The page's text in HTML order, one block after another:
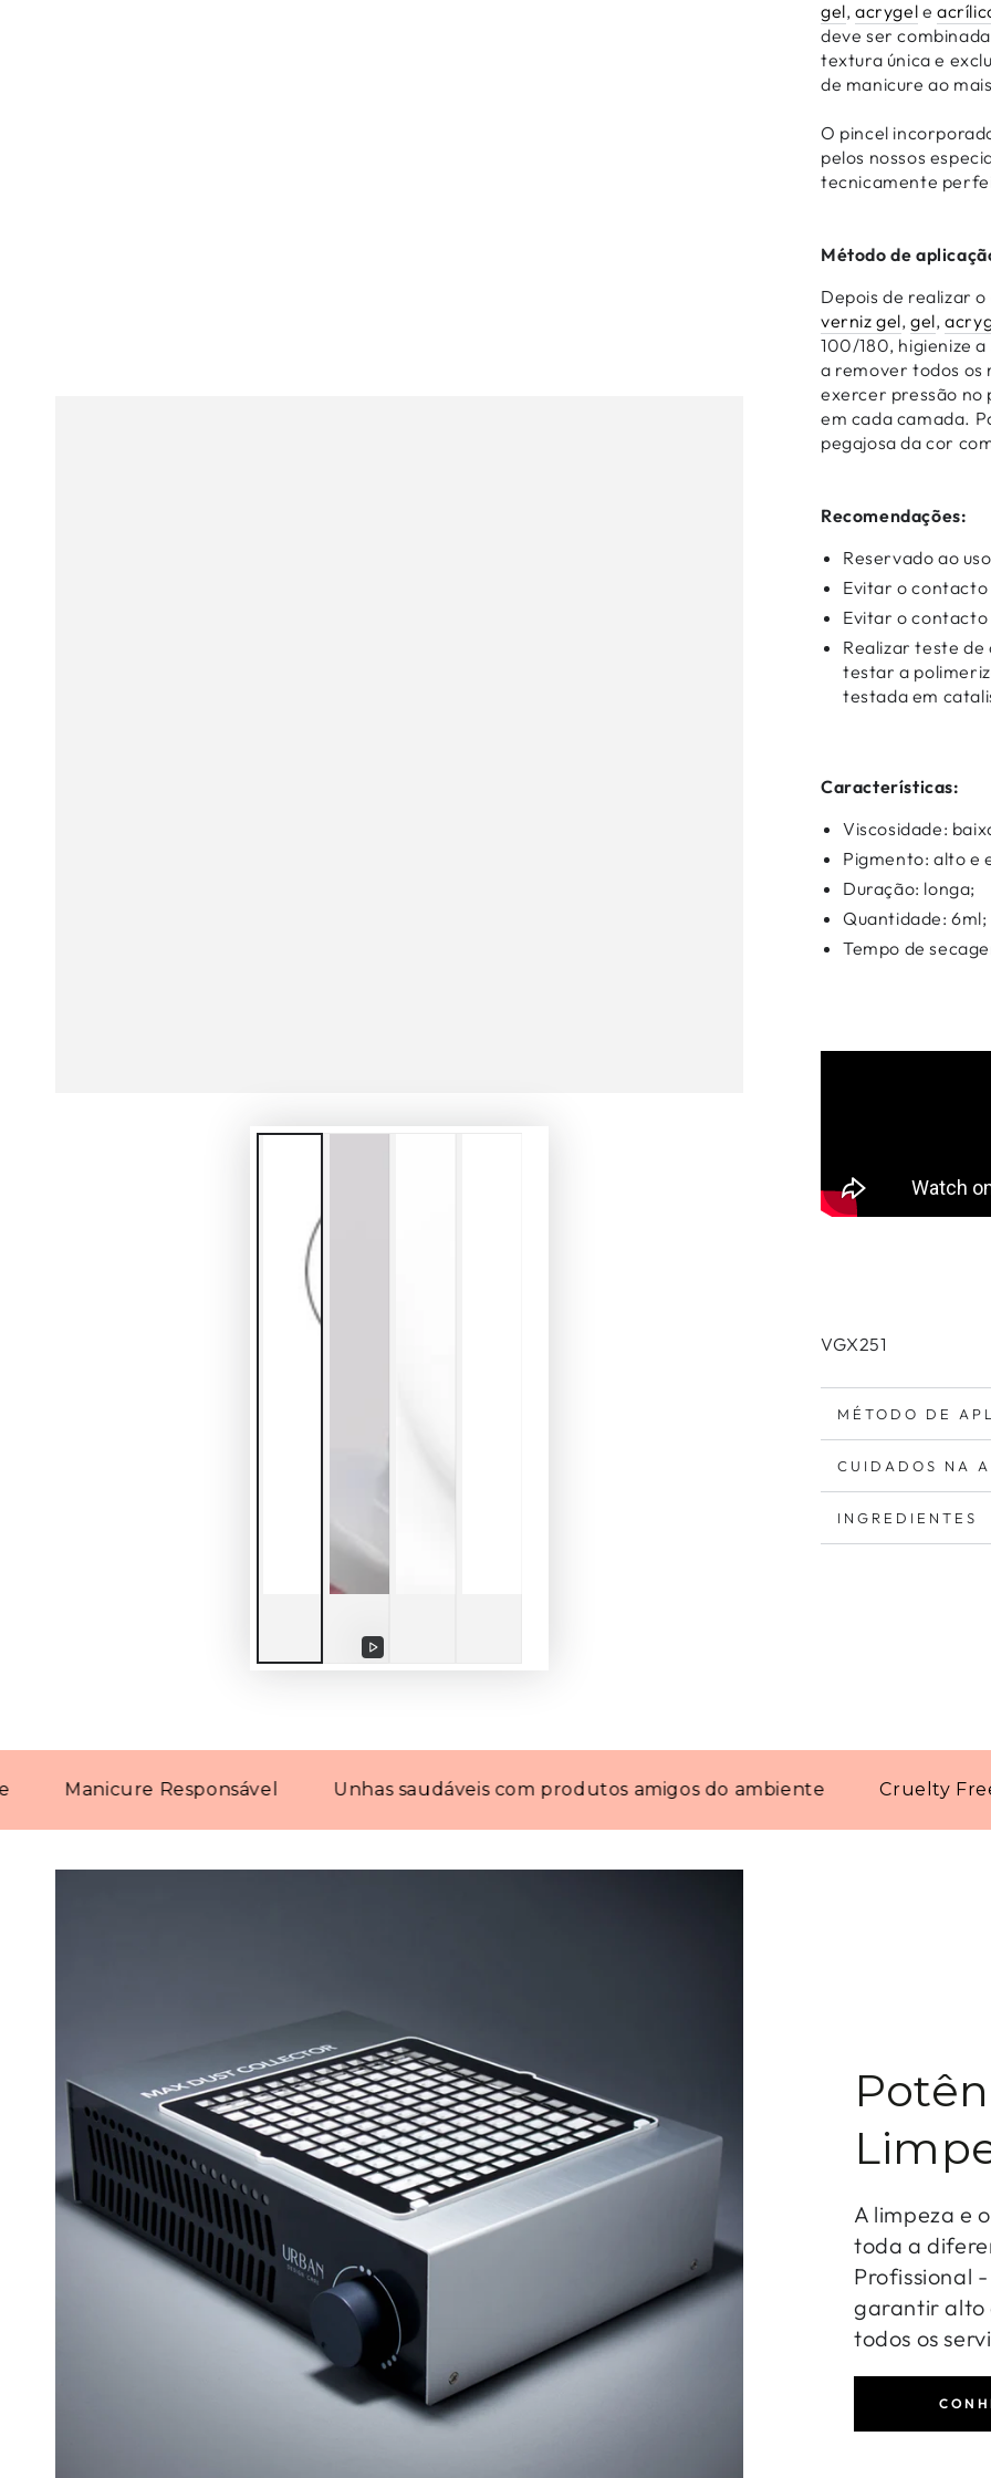
Reproduzir
gel,acrygel e
deve ser
textura única e
de manicure ao
O pincel
pelos nossos
tecnicamente
Método de
Depois de realizar
verniz gel,gel,
100/180, higienize
a remover todos os
exercer pressão no
em cada camada.
pegajosa da cor
Recomendações:
Reservado ao
Evitar o contacto
Evitar o contacto
Realizar teste de
testar a
testada em
Características:
Viscosidade:
Pigmento: alto e
Duração: longa;
Quantidade: 6ml;
Tempo de
VGX251
MÉTODO DE
CUIDADOS NA
INGREDIENTES
Responsável Unhas saudáveis com produtos amigos do ambiente Cruelty Free
A limpeza e
toda a
Profissional -
garantir alto
todos os